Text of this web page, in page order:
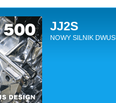
JJ2S
NOWY SILNIK